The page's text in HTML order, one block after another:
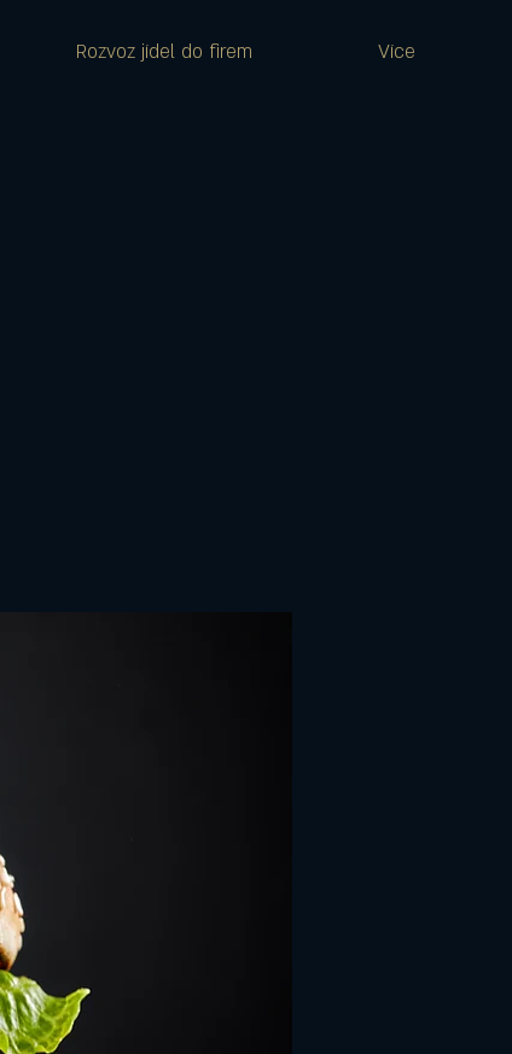
Rozvoz jídel do firem Více